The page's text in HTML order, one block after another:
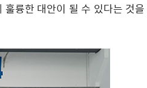
륭한 대안이 될 수 있다는 것